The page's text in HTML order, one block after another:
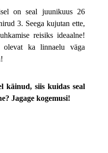
on seal juunikuus 26
3. Seega kujutan ette,
reisiks ideaalne!
ka linnaelu väga
käinud, siis kuidas seal
Jagage kogemusi!